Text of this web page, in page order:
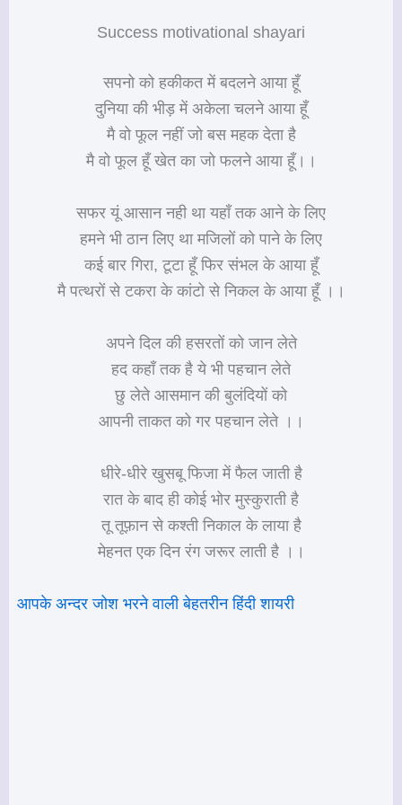
Success motivational shayari
सपनो को हकीकत में बदलने आया हूँ
दुनिया की भीड़ में अकेला चलने आया हूँ
मै वो फूल नहीं जो बस महक देता है
मै वो फूल हूँ खेत का जो फलने आया हूँ।।
सफर यूं आसान नही था यहाँ तक आने के लिए
हमने भी ठान लिए था मजिलों को पाने के लिए
कई बार गिरा, टूटा हूँ फिर संभल के आया हूँ
मै पत्थरों से टकरा के कांटो से निकल के आया हूँ ।।
अपने दिल की हसरतों को जान लेते
हद कहाँ तक है ये भी पहचान लेते
छु लेते आसमान की बुलंदियों को
आपनी ताकत को गर पहचान लेते ।।
धीरे-धीरे खुसबू फिजा में फैल जाती है
रात के बाद ही कोई भोर मुस्कुराती है
तू तूफ़ान से कश्ती निकाल के लाया है
मेहनत एक दिन रंग जरूर लाती है ।।
आपके अन्दर जोश भरने वाली बेहतरीन हिंदी शायरी